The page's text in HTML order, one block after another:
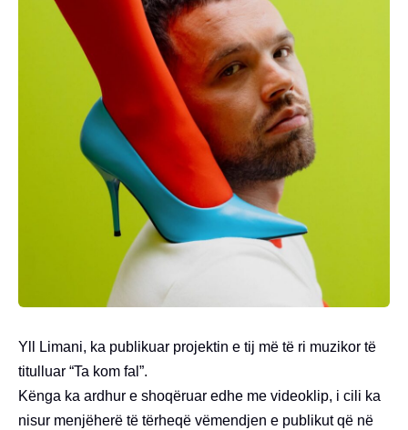
Yll Limani, ka publikuar projektin e tij më të ri muzikor të
titulluar “Ta kom fal”.
Kënga ka ardhur e shoqëruar edhe me videoklip, i cili ka
nisur menjëherë të tërheqë vëmendjen e publikut që në